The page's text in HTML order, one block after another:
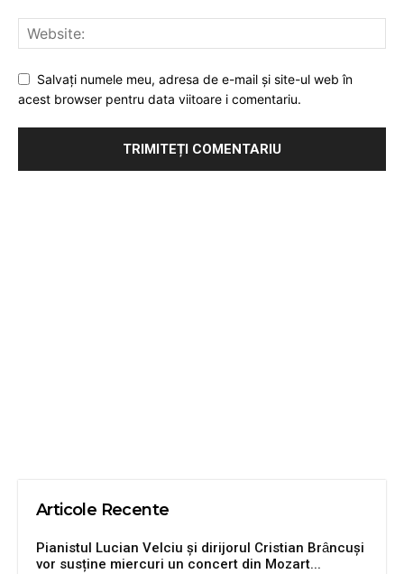
Salvați numele meu, adresa de e-mail și site-ul web în
acest browser pentru data viitoare i comentariu.
Articole Recente
Pianistul Lucian Velciu şi dirijorul Cristian Brȃncuşi
vor susține miercuri un concert din Mozart...